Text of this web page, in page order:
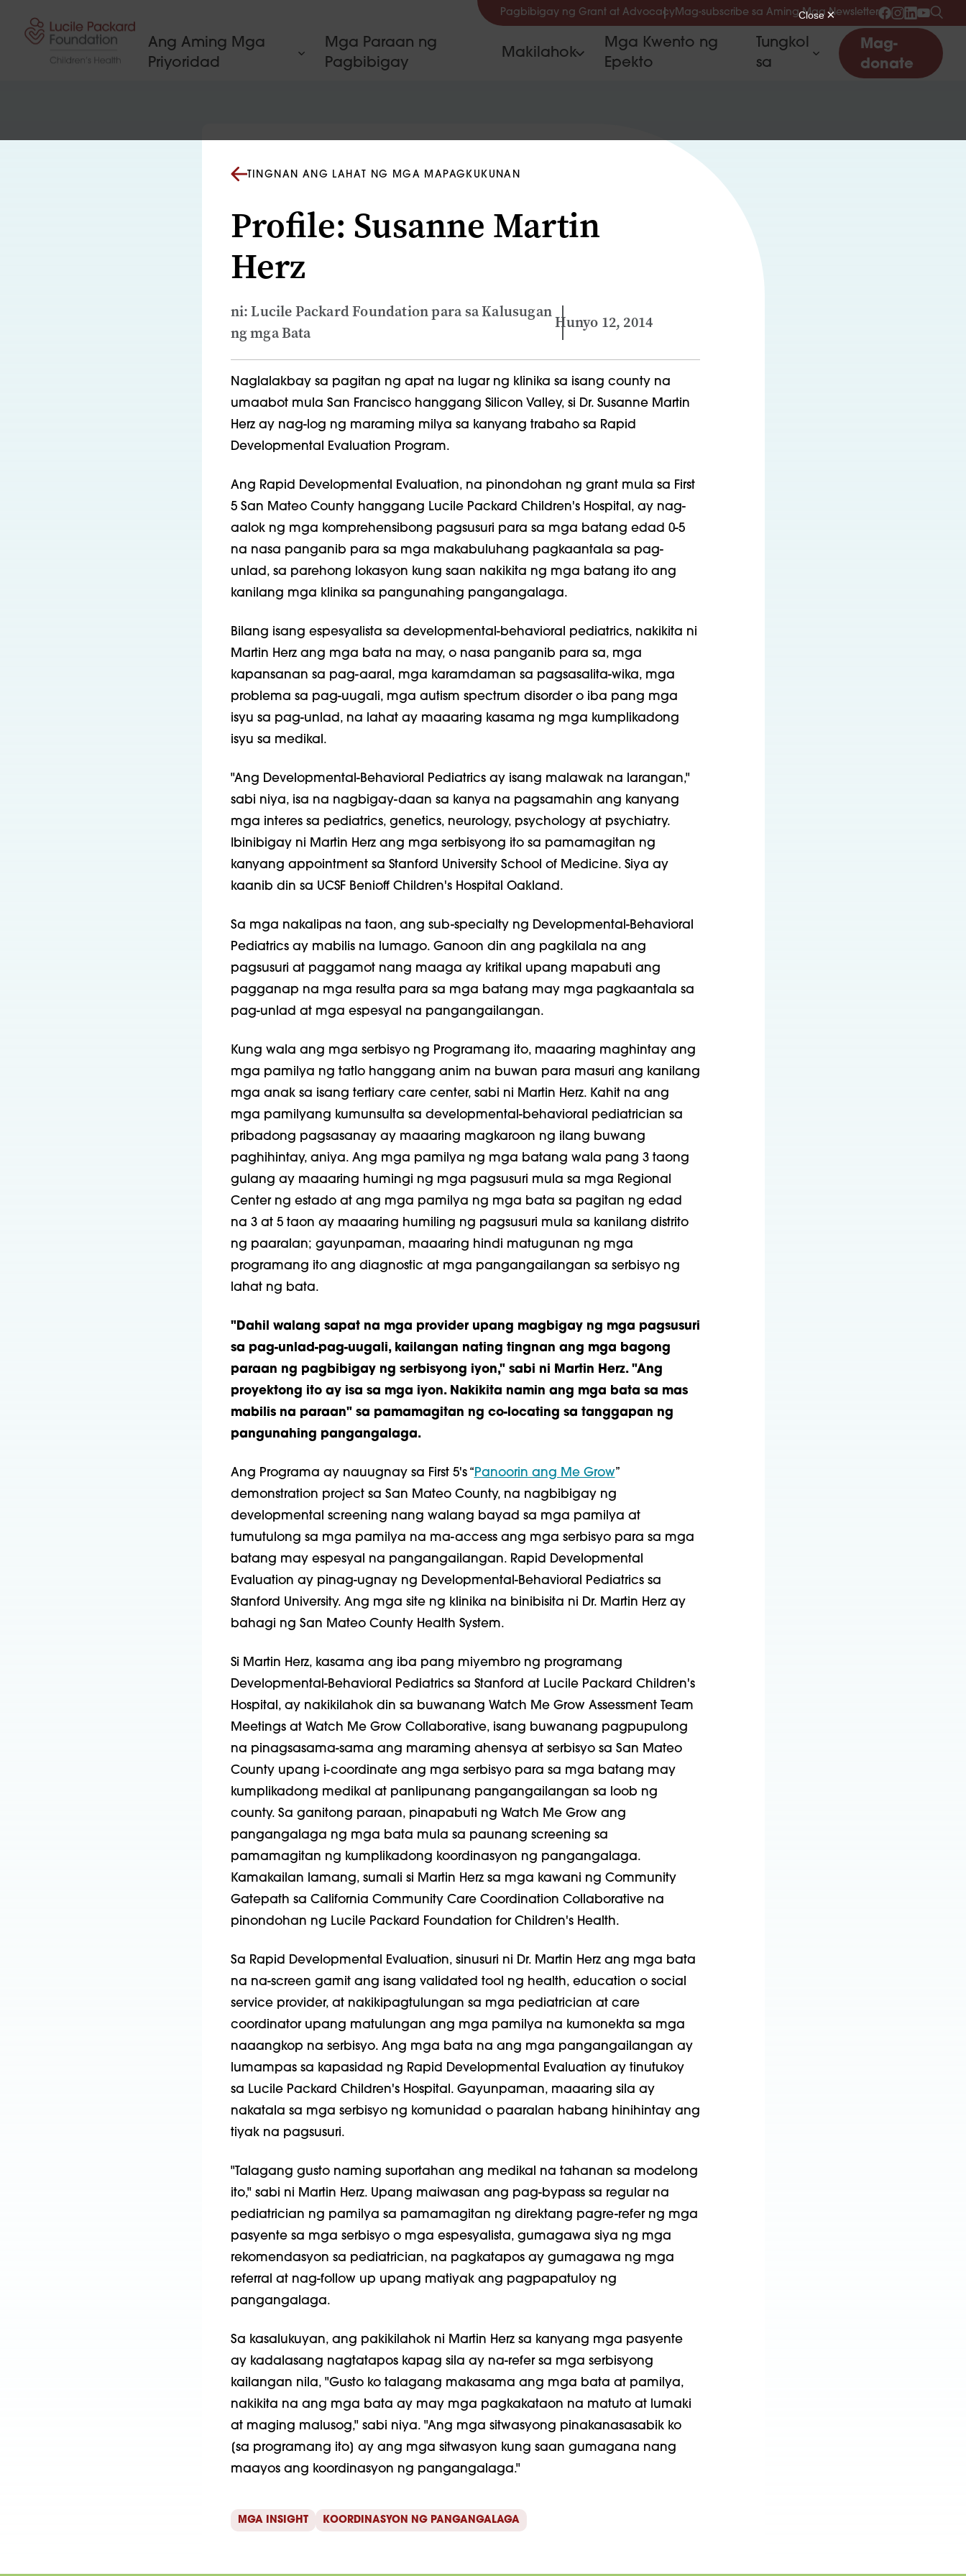
Pagbibigay ng Grant at AdvocacyMag-subscribe sa Aming Mga Newsletter
Ang Aming Mga
Priyoridad
Mga Paraan ng
Pagbibigay
Makilahok
Mga Kwento ng
Epekto
Tungkol
sa
Mag-
donate
TINGNAN ANG LAHAT NG MGA MAPAGKUKUNAN
Profile: Susanne Martin
Herz
ni: Lucile Packard Foundation para sa Kalusugan
ng mga Bata
Hunyo 12, 2014
Naglalakbay sa pagitan ng apat na lugar ng klinika sa isang county na
umaabot mula San Francisco hanggang Silicon Valley, si Dr. Susanne Martin
Herz ay nag-log ng maraming milya sa kanyang trabaho sa Rapid
Developmental Evaluation Program.
Ang Rapid Developmental Evaluation, na pinondohan ng grant mula sa First
5 San Mateo County hanggang Lucile Packard Children's Hospital, ay nag-
aalok ng mga komprehensibong pagsusuri para sa mga batang edad 0-5
na nasa panganib para sa mga makabuluhang pagkaantala sa pag-
unlad, sa parehong lokasyon kung saan nakikita ng mga batang ito ang
kanilang mga klinika sa pangunahing pangangalaga.
Bilang isang espesyalista sa developmental-behavioral pediatrics, nakikita ni
Martin Herz ang mga bata na may, o nasa panganib para sa, mga
kapansanan sa pag-aaral, mga karamdaman sa pagsasalita-wika, mga
problema sa pag-uugali, mga autism spectrum disorder o iba pang mga
isyu sa pag-unlad, na lahat ay maaaring kasama ng mga kumplikadong
isyu sa medikal.
"Ang Developmental-Behavioral Pediatrics ay isang malawak na larangan,"
sabi niya, isa na nagbigay-daan sa kanya na pagsamahin ang kanyang
mga interes sa pediatrics, genetics, neurology, psychology at psychiatry.
Ibinibigay ni Martin Herz ang mga serbisyong ito sa pamamagitan ng
kanyang appointment sa Stanford University School of Medicine. Siya ay
kaanib din sa UCSF Benioff Children's Hospital Oakland.
Sa mga nakalipas na taon, ang sub-specialty ng Developmental-Behavioral
Pediatrics ay mabilis na lumago. Ganoon din ang pagkilala na ang
pagsusuri at paggamot nang maaga ay kritikal upang mapabuti ang
pagganap na mga resulta para sa mga batang may mga pagkaantala sa
pag-unlad at mga espesyal na pangangailangan.
Kung wala ang mga serbisyo ng Programang ito, maaaring maghintay ang
mga pamilya ng tatlo hanggang anim na buwan para masuri ang kanilang
mga anak sa isang tertiary care center, sabi ni Martin Herz. Kahit na ang
mga pamilyang kumunsulta sa developmental-behavioral pediatrician sa
pribadong pagsasanay ay maaaring magkaroon ng ilang buwang
paghihintay, aniya. Ang mga pamilya ng mga batang wala pang 3 taong
gulang ay maaaring humingi ng mga pagsusuri mula sa mga Regional
Center ng estado at ang mga pamilya ng mga bata sa pagitan ng edad
na 3 at 5 taon ay maaaring humiling ng pagsusuri mula sa kanilang distrito
ng paaralan; gayunpaman, maaaring hindi matugunan ng mga
programang ito ang diagnostic at mga pangangailangan sa serbisyo ng
lahat ng bata.
"Dahil walang sapat na mga provider upang magbigay ng mga pagsusuri
sa pag-unlad-pag-uugali, kailangan nating tingnan ang mga bagong
paraan ng pagbibigay ng serbisyong iyon," sabi ni Martin Herz. "Ang
proyektong ito ay isa sa mga iyon. Nakikita namin ang mga bata sa mas
mabilis na paraan" sa pamamagitan ng co-locating sa tanggapan ng
pangunahing pangangalaga.
Ang Programa ay nauugnay sa First 5's “ Panoorin ang Me Grow”
demonstration project sa San Mateo County, na nagbibigay ng
developmental screening nang walang bayad sa mga pamilya at
tumutulong sa mga pamilya na ma-access ang mga serbisyo para sa mga
batang may espesyal na pangangailangan. Rapid Developmental
Evaluation ay pinag-ugnay ng Developmental-Behavioral Pediatrics sa
Stanford University. Ang mga site ng klinika na binibisita ni Dr. Martin Herz ay
bahagi ng San Mateo County Health System.
Si Martin Herz, kasama ang iba pang miyembro ng programang
Developmental-Behavioral Pediatrics sa Stanford at Lucile Packard Children's
Hospital, ay nakikilahok din sa buwanang Watch Me Grow Assessment Team
Meetings at Watch Me Grow Collaborative, isang buwanang pagpupulong
na pinagsasama-sama ang maraming ahensya at serbisyo sa San Mateo
County upang i-coordinate ang mga serbisyo para sa mga batang may
kumplikadong medikal at panlipunang pangangailangan sa loob ng
county. Sa ganitong paraan, pinapabuti ng Watch Me Grow ang
pangangalaga ng mga bata mula sa paunang screening sa
pamamagitan ng kumplikadong koordinasyon ng pangangalaga.
Kamakailan lamang, sumali si Martin Herz sa mga kawani ng Community
Gatepath sa California Community Care Coordination Collaborative na
pinondohan ng Lucile Packard Foundation for Children's Health.
Sa Rapid Developmental Evaluation, sinusuri ni Dr. Martin Herz ang mga bata
na na-screen gamit ang isang validated tool ng health, education o social
service provider, at nakikipagtulungan sa mga pediatrician at care
coordinator upang matulungan ang mga pamilya na kumonekta sa mga
naaangkop na serbisyo. Ang mga bata na ang mga pangangailangan ay
lumampas sa kapasidad ng Rapid Developmental Evaluation ay tinutukoy
sa Lucile Packard Children's Hospital. Gayunpaman, maaaring sila ay
nakatala sa mga serbisyo ng komunidad o paaralan habang hinihintay ang
tiyak na pagsusuri.
"Talagang gusto naming suportahan ang medikal na tahanan sa modelong
ito," sabi ni Martin Herz. Upang maiwasan ang pag-bypass sa regular na
pediatrician ng pamilya sa pamamagitan ng direktang pagre-refer ng mga
pasyente sa mga serbisyo o mga espesyalista, gumagawa siya ng mga
rekomendasyon sa pediatrician, na pagkatapos ay gumagawa ng mga
referral at nag-follow up upang matiyak ang pagpapatuloy ng
pangangalaga.
Sa kasalukuyan, ang pakikilahok ni Martin Herz sa kanyang mga pasyente
ay kadalasang nagtatapos kapag sila ay na-refer sa mga serbisyong
kailangan nila, "Gusto ko talagang makasama ang mga bata at pamilya,
nakikita na ang mga bata ay may mga pagkakataon na matuto at lumaki
at maging malusog," sabi niya. "Ang mga sitwasyong pinakanasasabik ko
[sa programang ito] ay ang mga sitwasyon kung saan gumagana nang
maayos ang koordinasyon ng pangangalaga."
MGA INSIGHT KOORDINASYON NG PANGANGALAGA